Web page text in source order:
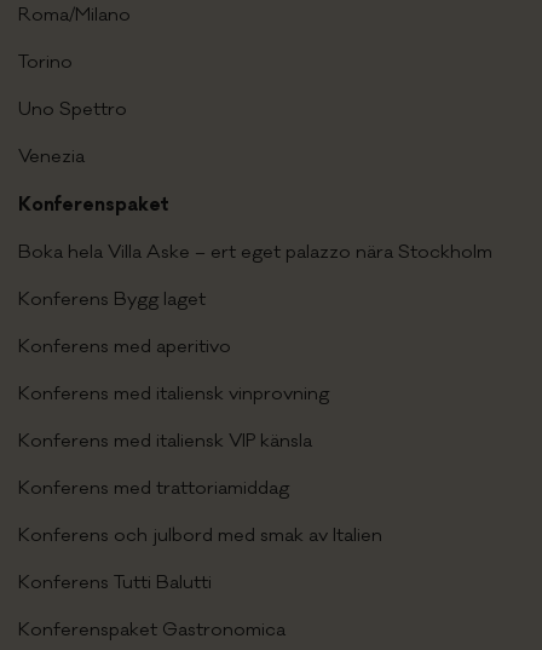
Roma/Milano
Torino
Uno Spettro
Venezia
Konferenspaket
Boka hela Villa Aske – ert eget palazzo nära Stockholm
Konferens Bygg laget
Konferens med aperitivo
Konferens med italiensk vinprovning
Konferens med italiensk VIP känsla
Konferens med trattoriamiddag
Konferens och julbord med smak av Italien
Konferens Tutti Balutti
Konferenspaket Gastronomica